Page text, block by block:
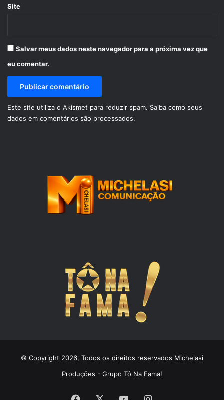
Site
Salvar meus dados neste navegador para a próxima vez que
eu comentar.
Este site utiliza o Akismet para reduzir spam. Saiba como seus
dados em comentários são processados.
© Copyright 2026, Todos os direitos reservados Michelasi
Produções - Grupo Tô Na Fama!